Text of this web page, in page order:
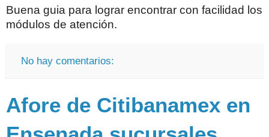
Buena guia para lograr encontrar con facilidad los
módulos de atención.
No hay comentarios:
Afore de Citibanamex en